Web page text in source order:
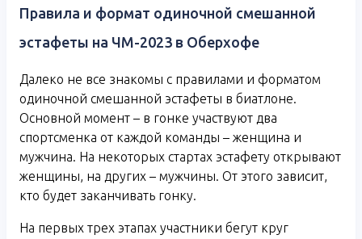
Правила и формат одиночной смешанной
эстафеты на ЧМ-2023 в Оберхофе
Далеко не все знакомы с правилами и форматом
одиночной смешанной эстафеты в биатлоне.
Основной момент – в гонке участвуют два
спортсменка от каждой команды – женщина и
мужчина. На некоторых стартах эстафету открывают
женщины, на других – мужчины. От этого зависит,
кто будет заканчивать гонку.
На первых трех этапах участники бегут круг